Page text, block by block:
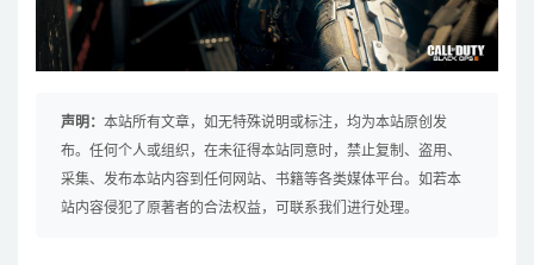
声明： 本站所有文章，如无特殊说明或标注，均为本站原创发
布。任何个人或组织，在未征得本站同意时，禁止复制、盗用、
采集、发布本站内容到任何网站、书籍等各类媒体平台。如若本
站内容侵犯了原著者的合法权益，可联系我们进行处理。